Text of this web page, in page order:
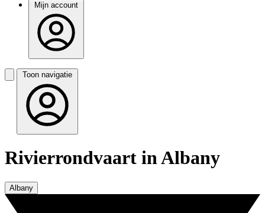
Mijn account
Toon navigatie
Rivierrondvaart in Albany
Albany